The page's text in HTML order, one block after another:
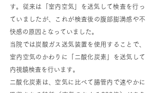
す。従来は​「室内空気」を送気して検査を行っ
ていましたが、これが検査後の腹部膨満感や不
快感の原因となっていました。
当院では炭酸ガス送気装置を使用することで、
室内空気のかわりに「二酸化炭素」を送気して
内視鏡検査を行います。
二酸化炭素は、空気に比べて腸管内で速やかに